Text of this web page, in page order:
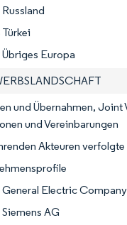
Übriges Europa
und Übernahmen, Joint
und Vereinbarungen
Akteuren
General Electric Company
Siemens AG